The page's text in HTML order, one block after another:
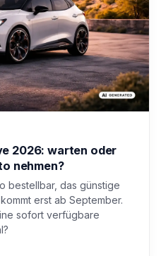
2026: warten oder
nehmen?
bestellbar, das günstige
erst ab September.
sofort verfügbare